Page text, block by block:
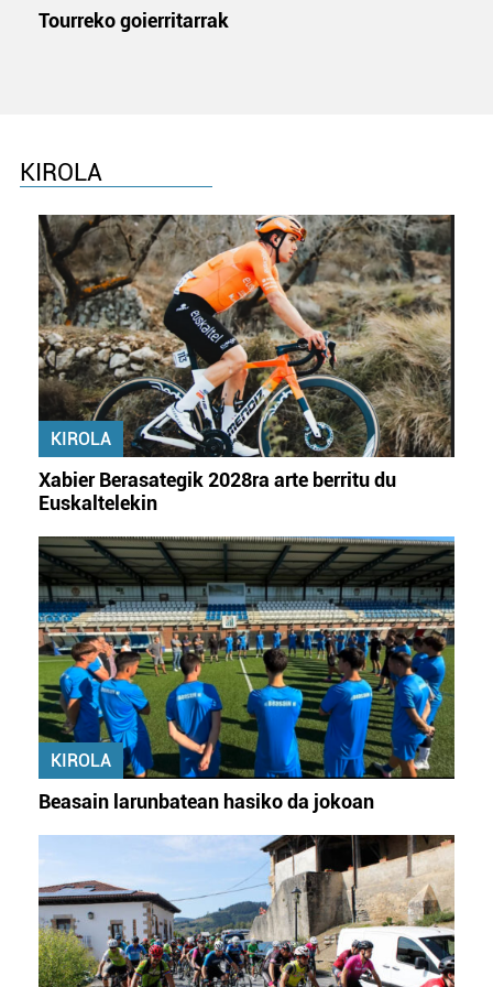
Bazkide batzuek ez dizute baimenik eskatzen, eta beren
Lortu zure datu pertsonalak prozesatzeko moduari
buruzko informazio gehiago eta ezarri zure lehentasunak
datuen atalean. Edozein unetan alda edo ken dezakezu
zure baimena Cookieen adierazpenean.
Webgune honek cookie propioak eta hirugarrenen cookie-
fitxategiak erabiltzen ditu. Zure esperientzia eta
zerbitzuak hobetzeko asmoz, cookie teknologiaz
baliatzen gara. Ohar hau onartuz gero, teknologia hori
erabiltzeko baimen esplizitua ematen diguzu.Gehiago
irakurri
Tourreko goierritarrak
KIROLA
KIROLA
Xabier Berasategik 2028ra arte berritu du
Euskaltelekin
KIROLA
Beasain larunbatean hasiko da jokoan